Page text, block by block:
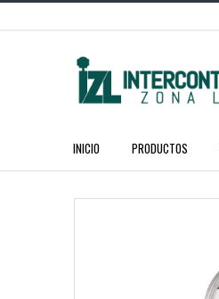
INICIO PRODUCTOS